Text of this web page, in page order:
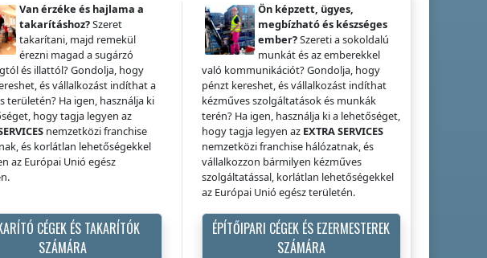
Van érzéke és hajlama a
takarításhoz?Szeret
takarítani, majd remekül
érezni magad a sugárzó
és illattól? Gondolja, hogy
és vállalkozást indíthat a
területén? Ha igen, használja ki
hogy tagja legyen az
nemzetközi franchise
és korlátlan lehetőségekkel
az Európai Unió egész
CÉGEK ÉS TAKARÍTÓK
SZÁMÁRA
Ön képzett, ügyes,
megbízható és készséges
ember?Szereti a sokoldalú
munkát és az emberekkel
való kommunikációt? Gondolja, hogy
pénzt kereshet, és vállalkozást indíthat
kézműves szolgáltatások és munkák
terén? Ha igen, használja ki a lehetőséget,
hogy tagja legyen az EXTRA SERVICES
nemzetközi franchise hálózatnak, és
vállalkozzon bármilyen kézműves
szolgáltatással, korlátlan lehetőségekkel
az Európai Unió egész területén.
ÉPÍTŐIPARI CÉGEK ÉS EZERMESTEREK
SZÁMÁRA